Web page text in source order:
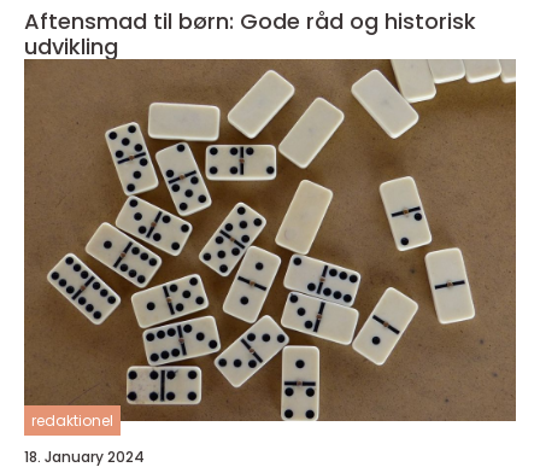
Aftensmad til børn: Gode råd og historisk
udvikling
redaktionel
18. January 2024